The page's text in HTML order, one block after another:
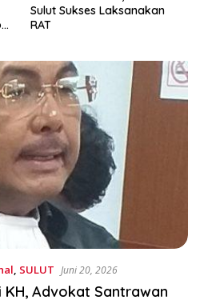
Sulut Sukses Laksanakan
RAT
, SULUT Juni 20, 2026
Advokat Santrawan